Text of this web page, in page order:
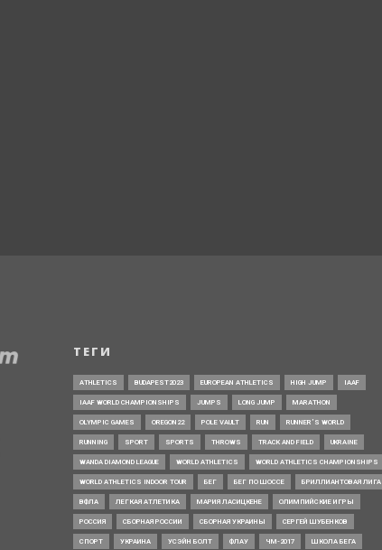
ТЕГИ
ATHLETICS BUDAPEST2023 EUROPEAN ATHLETICS HIGH JUMP IAAF
IAAF WORLD CHAMPIONSHIPS JUMPS LONG JUMP MARATHON
OLYMPIC GAMES OREGON22 POLE VAULT RUN RUNNER’S WORLD
RUNNING SPORT SPORTS THROWS TRACK AND FIELD UKRAINE
WANDA DIAMOND LEAGUE WORLD ATHLETICS WORLD ATHLETICS CHAMPIONSHIPS
WORLD ATHLETICS INDOOR TOUR БЕГ БЕГ ПО ШОССЕ БРИЛЛИАНТОВАЯ ЛИГА
ВФЛА ЛЕГКАЯ АТЛЕТИКА МАРИЯ ЛАСИЦКЕНЕ ОЛИМПИЙСКИЕ ИГРЫ
РОССИЯ СБОРНАЯ РОССИИ СБОРНАЯ УКРАИНЫ СЕРГЕЙ ШУБЕНКОВ
СПОРТ УКРАИНА УСЭЙН БОЛТ ФЛАУ ЧМ-2017 ШКОЛА БЕГА